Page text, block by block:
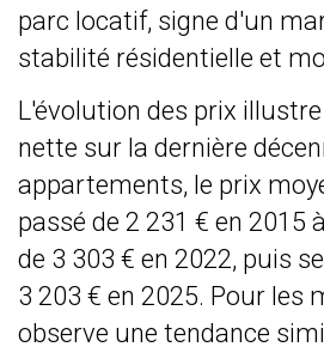
parc locatif, signe d'un
stabilité résidentielle et
L'évolution des prix
nette sur la dernière
appartements, le prix
passé de 2 231 € en 2015
de 3 303 € en 2022, puis
3 203 € en 2025. Pour les
observe une tendance